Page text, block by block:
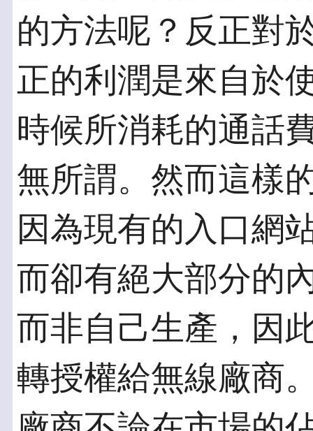
的方法呢？反正對
正的利潤是來自於
時候所消耗的通話
無所謂。然而這樣
因為現有的入口網
而卻有絕大部分的
而非自己生產，因
轉授權給無線廠商